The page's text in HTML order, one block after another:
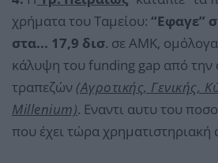
χρήματα του Ταμείου: “Εφαγε”
στα... 17,9 δισ. σε ΑΜΚ, ομόλογα
κάλυψη του funding gap από
τραπεζών (Αγροτικής, Γενικής,
Millenium). Εναντι αυτυ του
που έχει τώρα χρηματιστηριακή